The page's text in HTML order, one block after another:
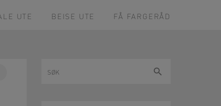
UTE BEISE UTE FÅ FARGERÅD
Søk